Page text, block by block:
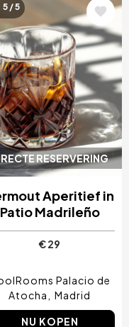
RESERVERING
5 / 5
Aperitief in
Patio Madrileño
€ 29
Palacio de
Atocha
Madrid
NU KOPEN